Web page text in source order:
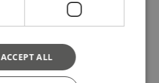
voedingsmiddelen
industrie)
Bekijk product
ACCEPT ALL